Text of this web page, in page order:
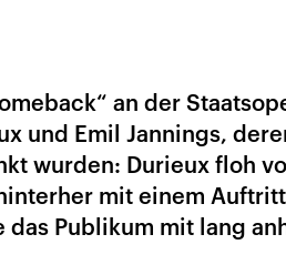
an der
und Emil Jannings,
wurden: Durieux floh
mit einem
Publikum mit lang